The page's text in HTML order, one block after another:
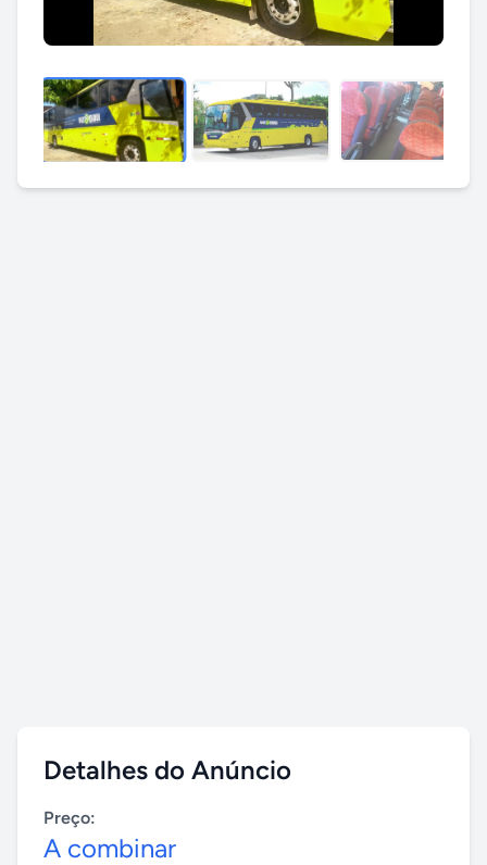
Detalhes do Anúncio
Preço:
A combinar